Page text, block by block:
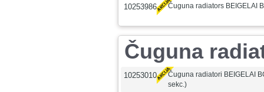
10253986 Čuguna radiators BEIGELAI
Čuguna
10253010
Čuguna radiatori BEIGELAI
sekc.)